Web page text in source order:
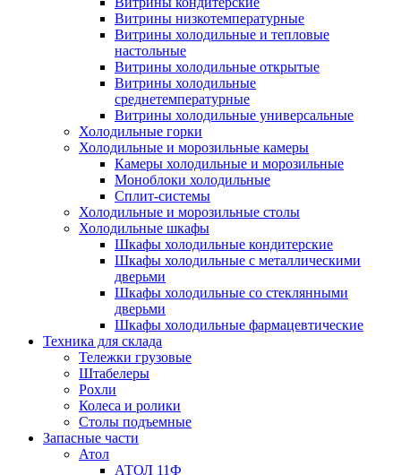
Витрины низкотемпературные
Витрины холодильные и тепловые
настольные
Витрины холодильные открытые
Витрины холодильные
среднетемпературные
Витрины холодильные универсальные
Холодильные горки
Холодильные и морозильные камеры
Камеры холодильные и морозильные
Моноблоки холодильные
Сплит-системы
Холодильные и морозильные столы
Холодильные шкафы
Шкафы холодильные кондитерские
Шкафы холодильные с металлическими
дверьми
Шкафы холодильные со стеклянными
дверьми
Шкафы холодильные фармацевтические
Техника для склада
Тележки грузовые
Штабелеры
Рохли
Колеса и ролики
Столы подъемные
Запасные части
Атол
АТОЛ 11Ф